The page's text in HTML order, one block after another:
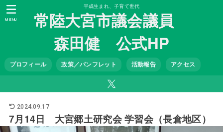
平成生まれ、子育て世代
常陸大宮市議会議員
森田健 公式HP
プロフィール 政策／パンフレット 活動報告 アクセス
MENU
2024.09.17
7月14日 大宮郷土研究会 学習会（長倉地区）